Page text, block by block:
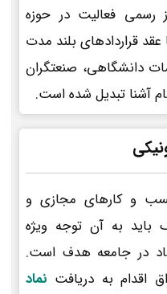
رسمی فعالیت در حوزه
قراردادهای بلند مدت
دانشگاهی، صنعتگران
آشنا تبدیل شده است.
و کارهای مجازی و
باید به آن توجه ویژه
در جامعه هدف است.
اقدام به دریافت نماد